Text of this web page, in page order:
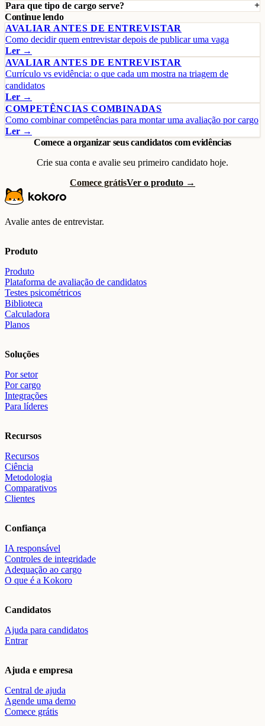
Para que tipo de cargo serve?
Continue lendo
AVALIAR ANTES DE ENTREVISTAR
Como decidir quem entrevistar depois de publicar uma vaga
Ler →
AVALIAR ANTES DE ENTREVISTAR
Currículo vs evidência: o que cada um mostra na triagem de
candidatos
Ler →
COMPETÊNCIAS COMBINADAS
Como combinar competências para montar uma avaliação por cargo
Ler →
Comece a organizar seus candidatos com evidências
Crie sua conta e avalie seu primeiro candidato hoje.
Comece grátisVer o produto →
Avalie antes de entrevistar.
Produto
Produto
Plataforma de avaliação de candidatos
Testes psicométricos
Biblioteca
Calculadora
Planos
Soluções
Por setor
Por cargo
Integrações
Para líderes
Recursos
Recursos
Ciência
Metodologia
Comparativos
Clientes
Confiança
IA responsável
Controles de integridade
Adequação ao cargo
O que é a Kokoro
Candidatos
Ajuda para candidatos
Entrar
Ajuda e empresa
Central de ajuda
Agende uma demo
Comece grátis